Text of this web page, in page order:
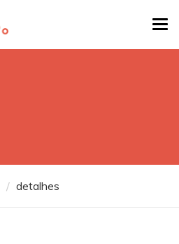
detalhes